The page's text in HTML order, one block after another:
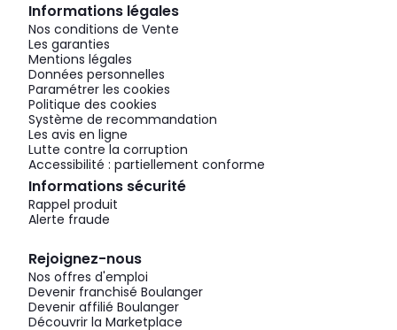
Informations légales
Nos conditions de Vente
Les garanties
Mentions légales
Données personnelles
Paramétrer les cookies
Politique des cookies
Système de recommandation
Les avis en ligne
Lutte contre la corruption
Accessibilité : partiellement conforme
Informations sécurité
Rappel produit
Alerte fraude
Rejoignez-nous
Nos offres d'emploi
Devenir franchisé Boulanger
Devenir affilié Boulanger
Découvrir la Marketplace